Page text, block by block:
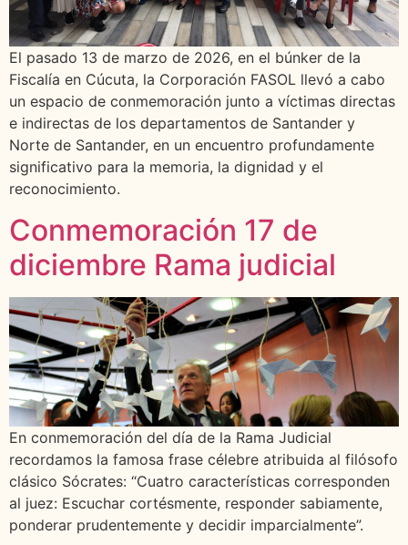
El pasado 13 de marzo de 2026, en el búnker de la
Fiscalía en Cúcuta, la Corporación FASOL llevó a cabo
un espacio de conmemoración junto a víctimas directas
e indirectas de los departamentos de Santander y
Norte de Santander, en un encuentro profundamente
significativo para la memoria, la dignidad y el
reconocimiento.
Conmemoración 17 de
diciembre Rama judicial
En conmemoración del día de la Rama Judicial
recordamos la famosa frase célebre atribuida al filósofo
clásico Sócrates: “Cuatro características corresponden
al juez: Escuchar cortésmente, responder sabiamente,
ponderar prudentemente y decidir imparcialmente”.